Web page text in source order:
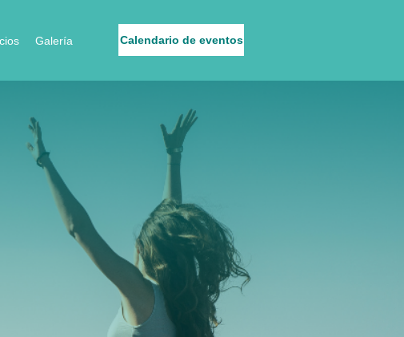
Calendario de eventos
Galería